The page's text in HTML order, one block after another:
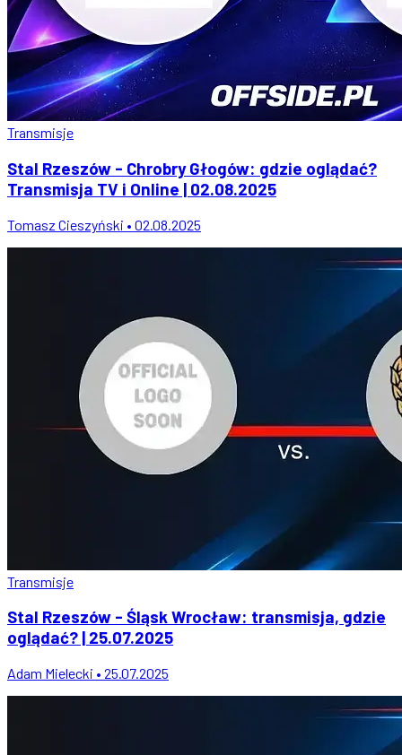
Transmisje
Stal Rzeszów - Chrobry Głogów: gdzie oglądać?
Transmisja TV i Online | 02.08.2025
Tomasz Cieszyński • 02.08.2025
Transmisje
Stal Rzeszów - Śląsk Wrocław: transmisja, gdzie
oglądać? | 25.07.2025
Adam Mielecki • 25.07.2025